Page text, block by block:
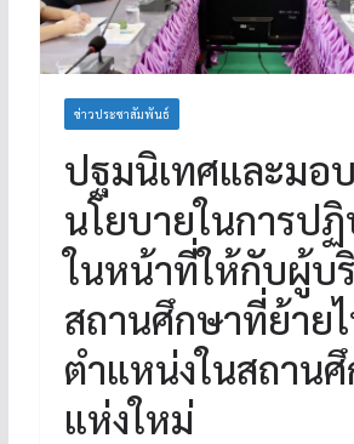
ข่าวประชาสัมพันธ์
ปฐมนิเทศและมอบ
นโยบายในการป
ในหน้าที่ให้กับผู้บ
สถานศึกษาที่ย้าย
ตำแหน่งในสถาน
แห่งใหม่